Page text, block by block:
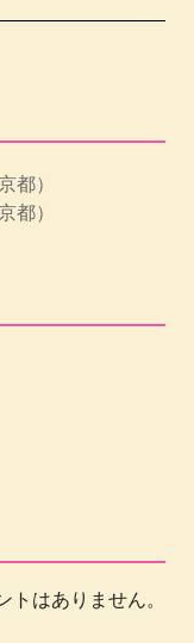
）
）
はありません。